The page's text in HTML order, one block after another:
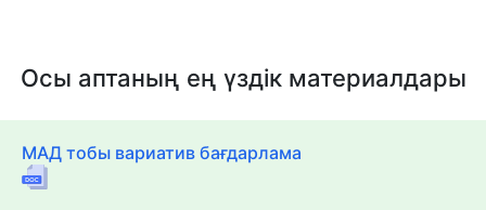
Осы аптаның ең үздік материалдары
МАД тобы вариатив бағдарлама